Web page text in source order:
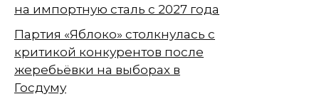
на импортную сталь с 2027 года
Партия «Яблоко» столкнулась с
критикой конкурентов после
жеребьёвки на выборах в
Госдуму